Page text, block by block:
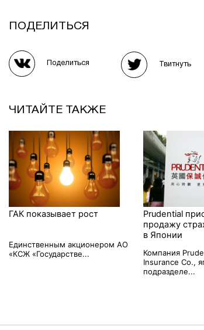
ПОДЕЛИТЬСЯ
Поделиться Твитнуть
ЧИТАЙТЕ ТАКЖЕ
ГАК показывает рост
Единственным акционером АО
«КСЖ «Государстве...
Prudential
продажу
в Японии
Компания
Insurance Co.,
подразделе...